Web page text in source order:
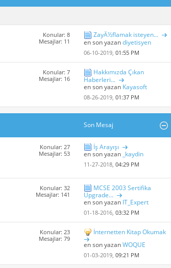
Konular: 8
Mesajlar: 11
ZayÃ½flamak isteyen...
en son yazandiyetisyen
06-10-2019, 01:55 PM
Konular: 7
Mesajlar: 16
Hakkımızda Çıkan
Haberleri...
en son yazan Kayasoft
08-26-2019, 01:37 PM
Son Mesaj
Konular: 27
Mesajlar: 53
İş Arayışı
en son yazan _kaydin
11-27-2018, 04:29 PM
Konular: 32
Mesajlar: 141
MCSE 2003 Sertifika
Upgrade...
en son yazan IT_Expert
01-18-2016, 03:32 PM
Konular: 23
Mesajlar: 79
İnternetten Kitap Okumak
en son yazanWOQUE
01-03-2019, 09:21 PM